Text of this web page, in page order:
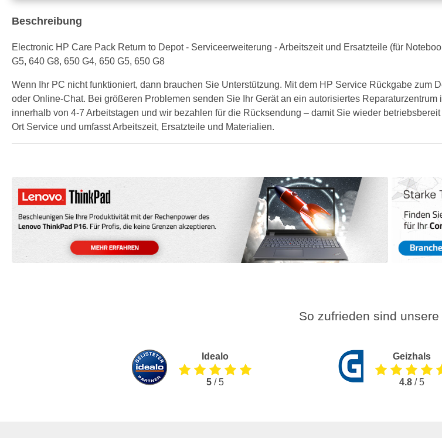
Beschreibung
Electronic HP Care Pack Return to Depot - Serviceerweiterung - Arbeitszeit und Ersatzteile (für
G5, 640 G8, 650 G4, 650 G5, 650 G8
Wenn Ihr PC nicht funktioniert, dann brauchen Sie Unterstützung. Mit dem HP Service Rückgabe zum
oder Online-Chat. Bei größeren Problemen senden Sie Ihr Gerät an ein autorisiertes
innerhalb von 4-7 Arbeitstagen und wir bezahlen für die Rücksendung – damit Sie wieder
Ort Service und umfasst Arbeitszeit, Ersatzteile und Materialien.
So zufrieden sind unsere
Idealo
5/ 5
Geizhals
4.8/ 5